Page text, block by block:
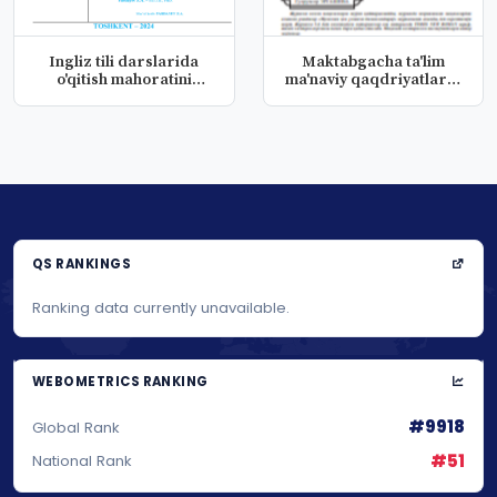
Ingliz tili darslarida
o'qitish mahoratini
Maktabgacha ta'lim
ma'naviy qaqdriyatlarni
QS RANKINGS
Ranking data currently unavailable.
WEBOMETRICS RANKING
Global Rank #9918
National Rank #51